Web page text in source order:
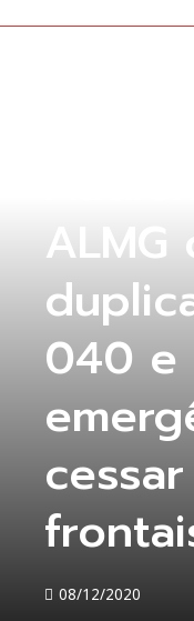
ALMG
040 e
08/12/2020